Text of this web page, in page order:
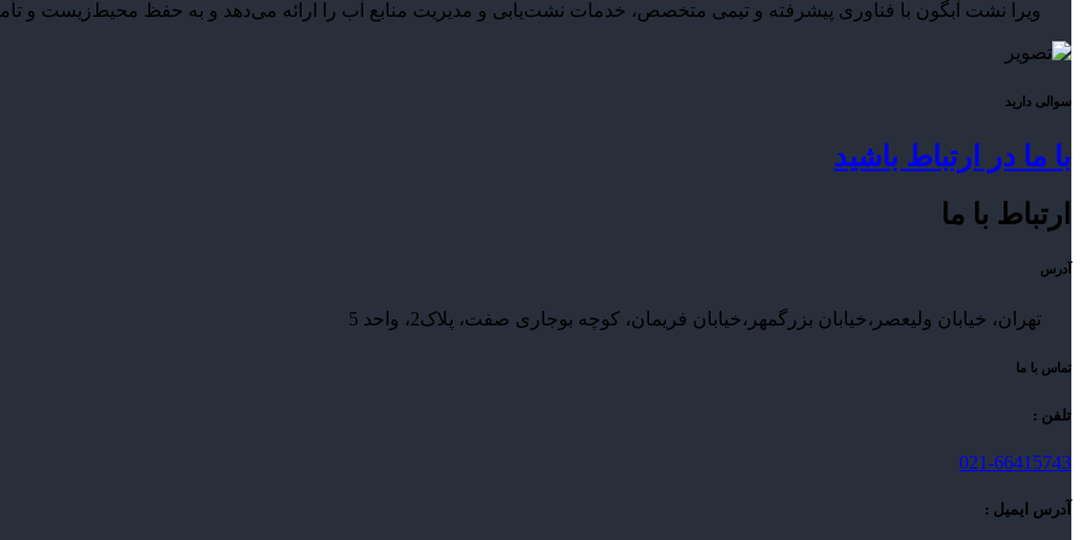
ویرا نشت آبگون با فناوری پیشرفته و تیمی متخصص، خدمات نشت‌یابی و مدیریت منابع آب را ارائه می‌دهد و به حفظ محیط‌زیست و
سوالی دارید
با ما در ارتباط باشید
ارتباط با ما
آدرس
تهران، خیابان ولیعصر،خیابان بزرگمهر،خیابان فریمان، کوچه بوجاری صفت، پلاک2، واحد 5
تماس با ما
تلفن :
021-66415743
آدرس ایمیل :